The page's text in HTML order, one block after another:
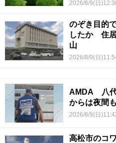
2026/8/9(日
のぞき目的
したか 住
山
2026/8/9(日
AMDA 八
からは夜間
2026/8/9(日
高松市のコ